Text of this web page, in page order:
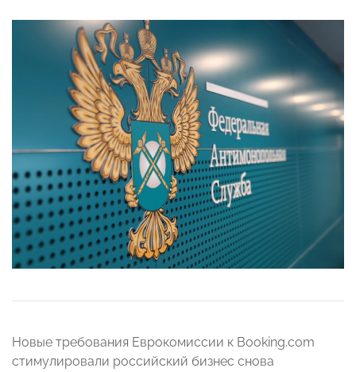
Новые требования Еврокомиссии к Booking.com
стимулировали российский бизнес снова